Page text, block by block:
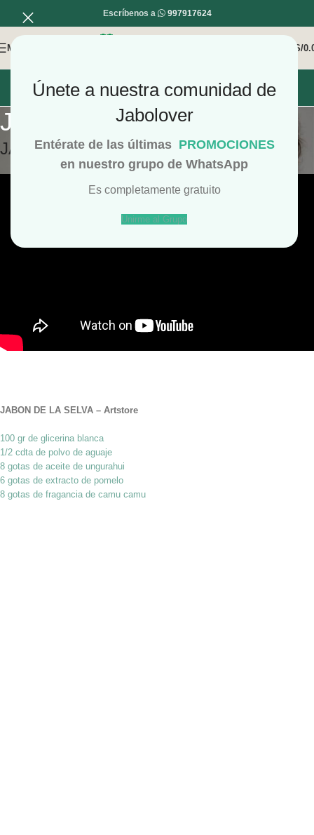
Únete a nuestra comunidad de
Jabolover
Entérate de las últimas PROMOCIONES
en nuestro grupo de WhatsApp
Es completamente gratuito
Unirme al Grupo
Escríbenos a 997917624
MENÚ S/
INICIO MI COMPRA MI CUENTA
Jabon de la Selva
JABON DE LA SELVA CON AGUAJE
JABON DE LA SELVA – Artstore
100 gr de glicerina blanca
1/2 cdta de polvo de aguaje
8 gotas de aceite de ungurahui
6 gotas de extracto de pomelo
8 gotas de fragancia de camu camu